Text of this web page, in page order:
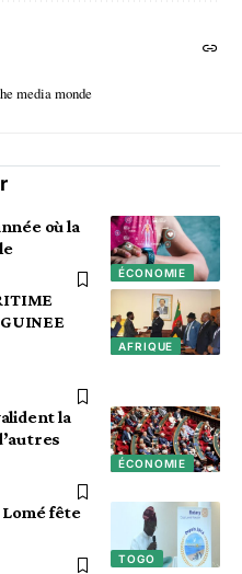
media monde
ÉCONOMIE
où la
AFRIQUE
ÉCONOMIE
la
TOGO
fête